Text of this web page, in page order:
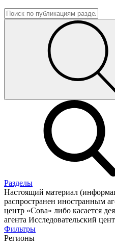
Разделы
Настоящий материал
распространен иностранным
центр «Сова» либо касается
агента Исследовательский
Фильтры
Регионы